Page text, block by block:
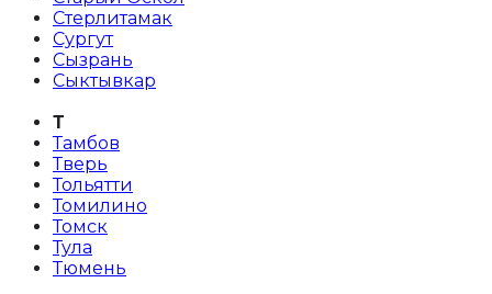
Стерлитамак
Сургут
Сызрань
Сыктывкар
Т
Тамбов
Тверь
Тольятти
Томилино
Томск
Тула
Тюмень